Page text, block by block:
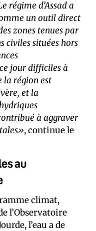
régime d’Assad a
un outil direct
zones tenues par
civiles situées hors
jour difficiles à
la région est
et la
à aggraver
, continue le
au
climat,
l’Observatoire
l’eau a de